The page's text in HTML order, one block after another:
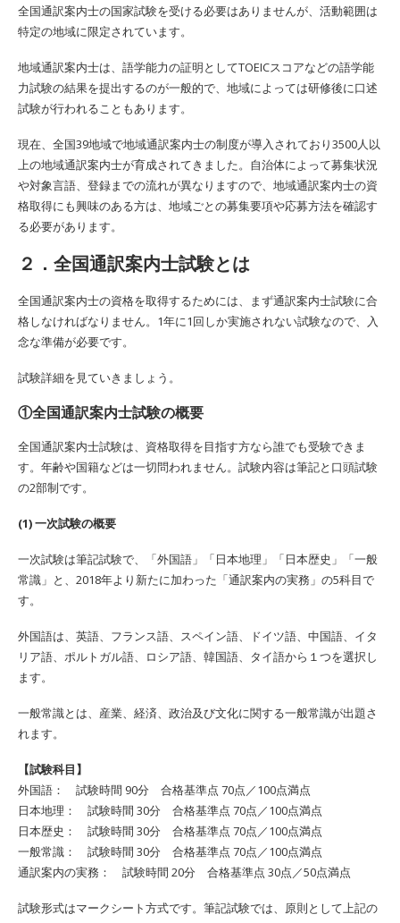
全国通訳案内士の国家試験を受ける必要はありませんが、活動範囲は
特定の地域に限定されています。
地域通訳案内士は、語学能力の証明としてTOEICスコアなどの語学能
力試験の結果を提出するのが一般的で、地域によっては研修後に口述
試験が行われることもあります。
現在、全国39地域で地域通訳案内士の制度が導入されており3500人以
上の地域通訳案内士が育成されてきました。自治体によって募集状況
や対象言語、登録までの流れが異なりますので、地域通訳案内士の資
格取得にも興味のある方は、地域ごとの募集要項や応募方法を確認す
る必要があります。
２．全国通訳案内士試験とは
全国通訳案内士の資格を取得するためには、まず通訳案内士試験に合
格しなければなりません。1年に1回しか実施されない試験なので、入
念な準備が必要です。
試験詳細を見ていきましょう。
①全国通訳案内士試験の概要
全国通訳案内士試験は、資格取得を目指す方なら誰でも受験できま
す。年齢や国籍などは一切問われません。試験内容は筆記と口頭試験
の2部制です。
(1) 一次試験の概要
一次試験は筆記試験で、「外国語」「日本地理」「日本歴史」「一般
常識」と、2018年より新たに加わった「通訳案内の実務」の5科目で
す。
外国語は、英語、フランス語、スペイン語、ドイツ語、中国語、イタ
リア語、ポルトガル語、ロシア語、韓国語、タイ語から１つを選択し
ます。
一般常識とは、産業、経済、政治及び文化に関する一般常識が出題さ
れます。
【試験科目】
外国語： 試験時間 90分 合格基準点 70点／100点満点
日本地理： 試験時間 30分 合格基準点 70点／100点満点
日本歴史： 試験時間 30分 合格基準点 70点／100点満点
一般常識： 試験時間 30分 合格基準点 70点／100点満点
通訳案内の実務： 試験時間 20分 合格基準点 30点／50点満点
試験形式はマークシート方式です。筆記試験では、原則として上記の